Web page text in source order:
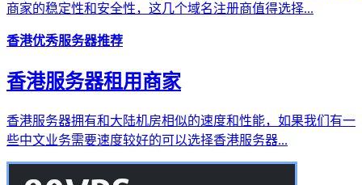
商家的稳定性和安全性，这几个域名注册商值得选择...
香港优秀服务器推荐
香港服务器租用商家
香港服务器拥有和大陆机房相似的速度和性能，如果我们有一
些中文业务需要速度较好的可以选择香港服务器...